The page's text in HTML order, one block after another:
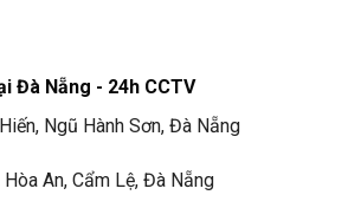
Đà Nẵng - 24h CCTV
Ngũ Hành Sơn, Đà Nẵng
An, Cẩm Lệ, Đà Nẵng